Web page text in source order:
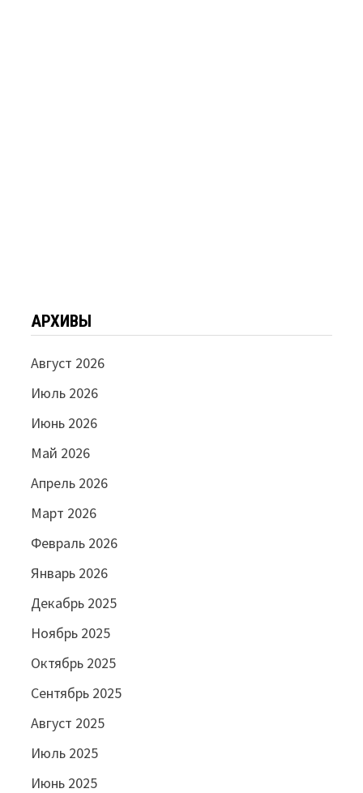
АРХИВЫ
Август 2026
Июль 2026
Июнь 2026
Май 2026
Апрель 2026
Март 2026
Февраль 2026
Январь 2026
Декабрь 2025
Ноябрь 2025
Октябрь 2025
Сентябрь 2025
Август 2025
Июль 2025
Июнь 2025